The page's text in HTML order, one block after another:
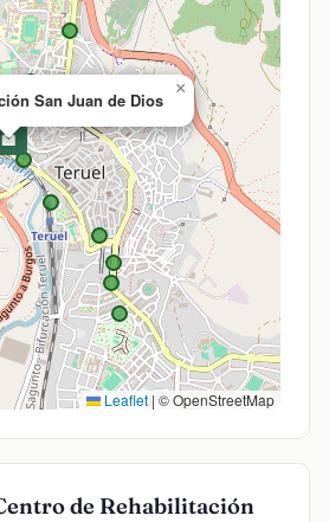
🏥
San Juan de Dios
×
Leaflet | © OpenStreetMap
de Rehabilitación